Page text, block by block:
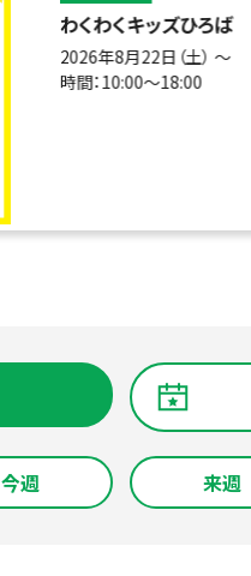
わくわくキッズひろば
2026年8月22日（土） 〜
時間：10:00～18:00
今週 来週